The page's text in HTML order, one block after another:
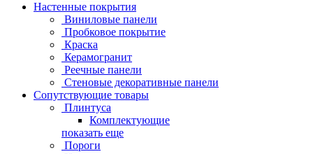
Настенные покрытия
Виниловые панели
Пробковое покрытие
Краска
Керамогранит
Реечные панели
Стеновые декоративные панели
Сопутствующие товары
Плинтуса
Комплектующие
показать еще
Пороги